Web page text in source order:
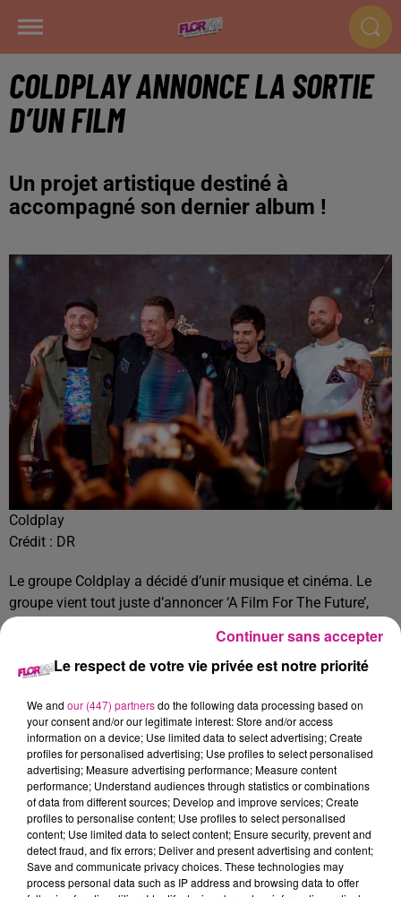
COLDPLAY ANNONCE LA SORTIE
D’UN FILM
Un projet artistique destiné à
accompagné son dernier album !
Coldplay
Crédit : DR
Le groupe Coldplay a décidé d’unir musique et cinéma. Le
groupe vient tout juste d’annoncer ‘A Film For The Future’,
chargé d’accompagner l’album Moon Music – sorti en
octobre dernier. Un film de 44 minutes sur lequel près de 150
artistes venus du monde entier ont travaillé. Chaque artiste
a été invité à créer les visuels correspondants.
Pour découvrir A Film For The Future, il faudra se rendre sur
Youtube le 22 janvier prochain. Le film aura droit à des
projections spéciales à 360 degrés dans les salles Lightroom
de Londres, Manchester et Séoul.
TITRES DIFFUSÉS Voir plus
Le respect de votre vie privée est notre priorité
We and our (447) partnersdo the following data processing based on
your consent and/or our legitimate interest: Store and/or access
information on a device; Use limited data to select advertising; Create
profiles for personalised advertising; Use profiles to select personalised
advertising; Measure advertising performance; Measure content
performance; Understand audiences through statistics or combinations
of data from different sources; Develop and improve services; Create
profiles to personalise content; Use profiles to select personalised
content; Use limited data to select content; Ensure security, prevent and
detect fraud, and fix errors; Deliver and present advertising and content;
Save and communicate privacy choices. These technologies may
process personal data such as IP address and browsing data to offer
Continuer sans accepter